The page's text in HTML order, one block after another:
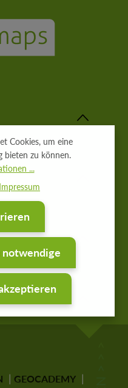
GEOCADEMY
Cookies, um eine
bieten zu können.
...
Impressum